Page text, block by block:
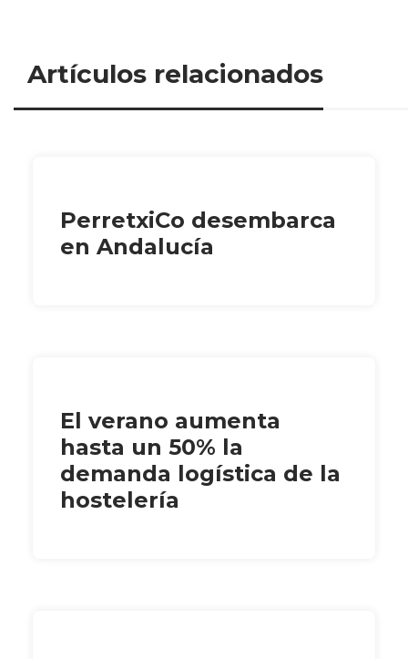
Artículos relacionados
PerretxiCo desembarca
en Andalucía
El verano aumenta
hasta un 50% la
demanda logística de la
hostelería